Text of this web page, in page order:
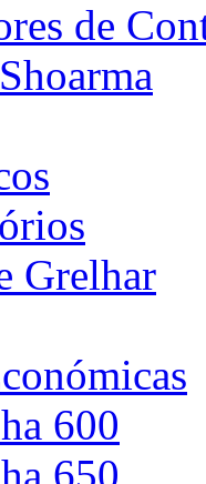
de
Grelhar
600